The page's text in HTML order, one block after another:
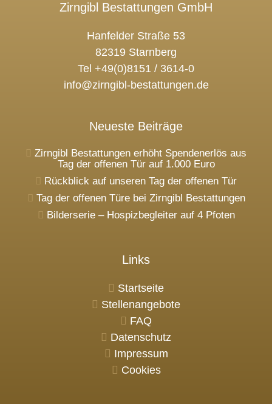
Zirngibl Bestattungen GmbH
Hanfelder Straße 53
82319 Starnberg
Tel +49(0)8151 / 3614-0
info@zirngibl-bestattungen.de
Neueste Beiträge
Zirngibl Bestattungen erhöht Spendenerlös aus
Tag der offenen Tür auf 1.000 Euro
Rückblick auf unseren Tag der offenen Tür
Tag der offenen Türe bei Zirngibl Bestattungen
Bilderserie – Hospizbegleiter auf 4 Pfoten
Links
Startseite
Stellenangebote
FAQ
Datenschutz
Impressum
Cookies